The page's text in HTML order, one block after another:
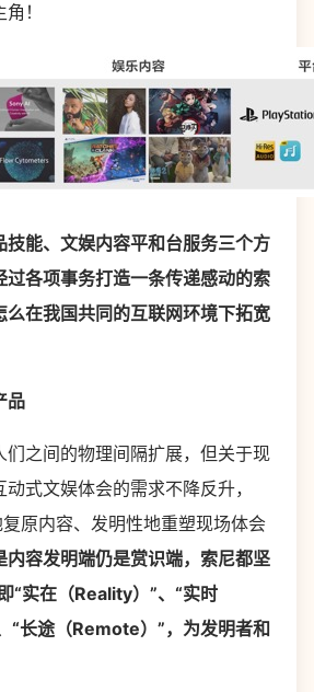
！
技能、文娱内容平和台服务三个方
过各项事务打造一条传递感动的索
么在我国共同的互联网环境下拓宽
品
们之间的物理间隔扩展，但关于现
式文娱体会的需求不降反升，
复原内容、发明性地重塑现场体会
内容发明端仍是赏识端，索尼都坚
“实在（Reality） ”、 “实时
“长途（Remote） ”，为发明者和